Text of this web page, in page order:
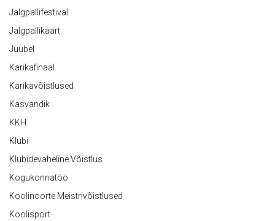
Jalgpallifestival
Jalgpallikaart
Juubel
Karikafinaal
Karikavõistlused
Kasvandik
KKH
Klubi
Klubidevaheline Võistlus
Kogukonnatöö
Koolinoorte Meistrivõistlused
Koolisport